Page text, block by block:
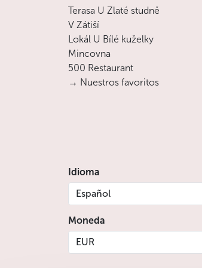
Terasa U Zlaté studně
V Zátiší
Lokál U Bílé kuželky
Mincovna
500 Restaurant
→ Nuestros favoritos
Idioma
Español
Moneda
EUR